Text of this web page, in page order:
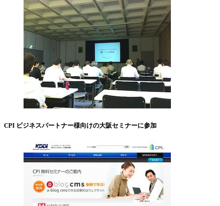
CPI ビジネスパートナー様向けの大阪セミナーに参加